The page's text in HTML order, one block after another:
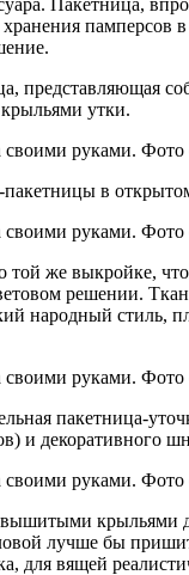
памперсов
представляющая
утки.
в
той же выкройке,
решении.
народный стиль,
пакетница-
и декоративного
вышитыми крыльями
лучше бы
для вящей